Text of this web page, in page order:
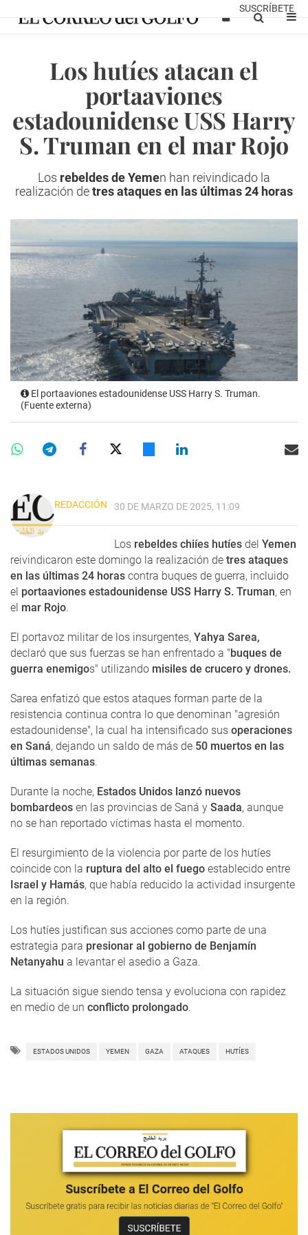
SUSCRÍBETE
Los hutíes atacan el
portaaviones
estadounidense USS Harry
S. Truman en el mar Rojo
Los rebeldes de Yemen han reivindicado la
realización detres ataques en las últimas 24 horas
El portaaviones estadounidense USS Harry S. Truman.
(Fuente externa)
REDACCIÓN 30 DE MARZO DE 2025, 11:09
Los rebeldes chiíes hutíes del Yemen
reivindicaron este domingo la realización de tres ataques
en las últimas 24 horas contra buques de guerra, incluido
el portaaviones estadounidense USS Harry S. Truman, en
el mar Rojo.
El portavoz militar de los insurgentes, Yahya Sarea,
declaró que sus fuerzas se han enfrentado a "buques de
guerra enemigos" utilizando misiles de crucero y drones.
Sarea enfatizó que estos ataques forman parte de la
resistencia continua contra lo que denominan "agresión
estadounidense", la cual ha intensificado sus operaciones
en Saná, dejando un saldo de más de 50 muertos en las
últimas semanas.
Durante la noche, Estados Unidos lanzó nuevos
bombardeos en las provincias de Saná y Saada, aunque
no se han reportado víctimas hasta el momento.
El resurgimiento de la violencia por parte de los hutíes
coincide con la ruptura del alto el fuego establecido entre
Israel y Hamás, que había reducido la actividad insurgente
en la región.
Los hutíes justifican sus acciones como parte de una
estrategia para presionar al gobierno de Benjamín
Netanyahu a levantar el asedio a Gaza.
La situación sigue siendo tensa y evoluciona con rapidez
en medio de un conflicto prolongado.
ESTADOS UNIDOS YEMEN GAZA ATAQUES HUTÍES